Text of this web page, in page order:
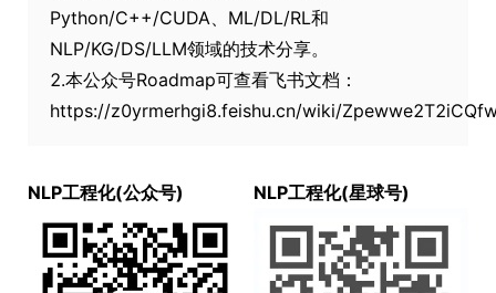
Python/C++/CUDA、ML/DL/RL和
NLP/KG/DS/LLM领域的技术分享。
2.本公众号Roadmap可查看飞书文档：
https://z0yrmerhgi8.feishu.cn/wiki/
NLP工程化(公众号) NLP工程化(星球号)